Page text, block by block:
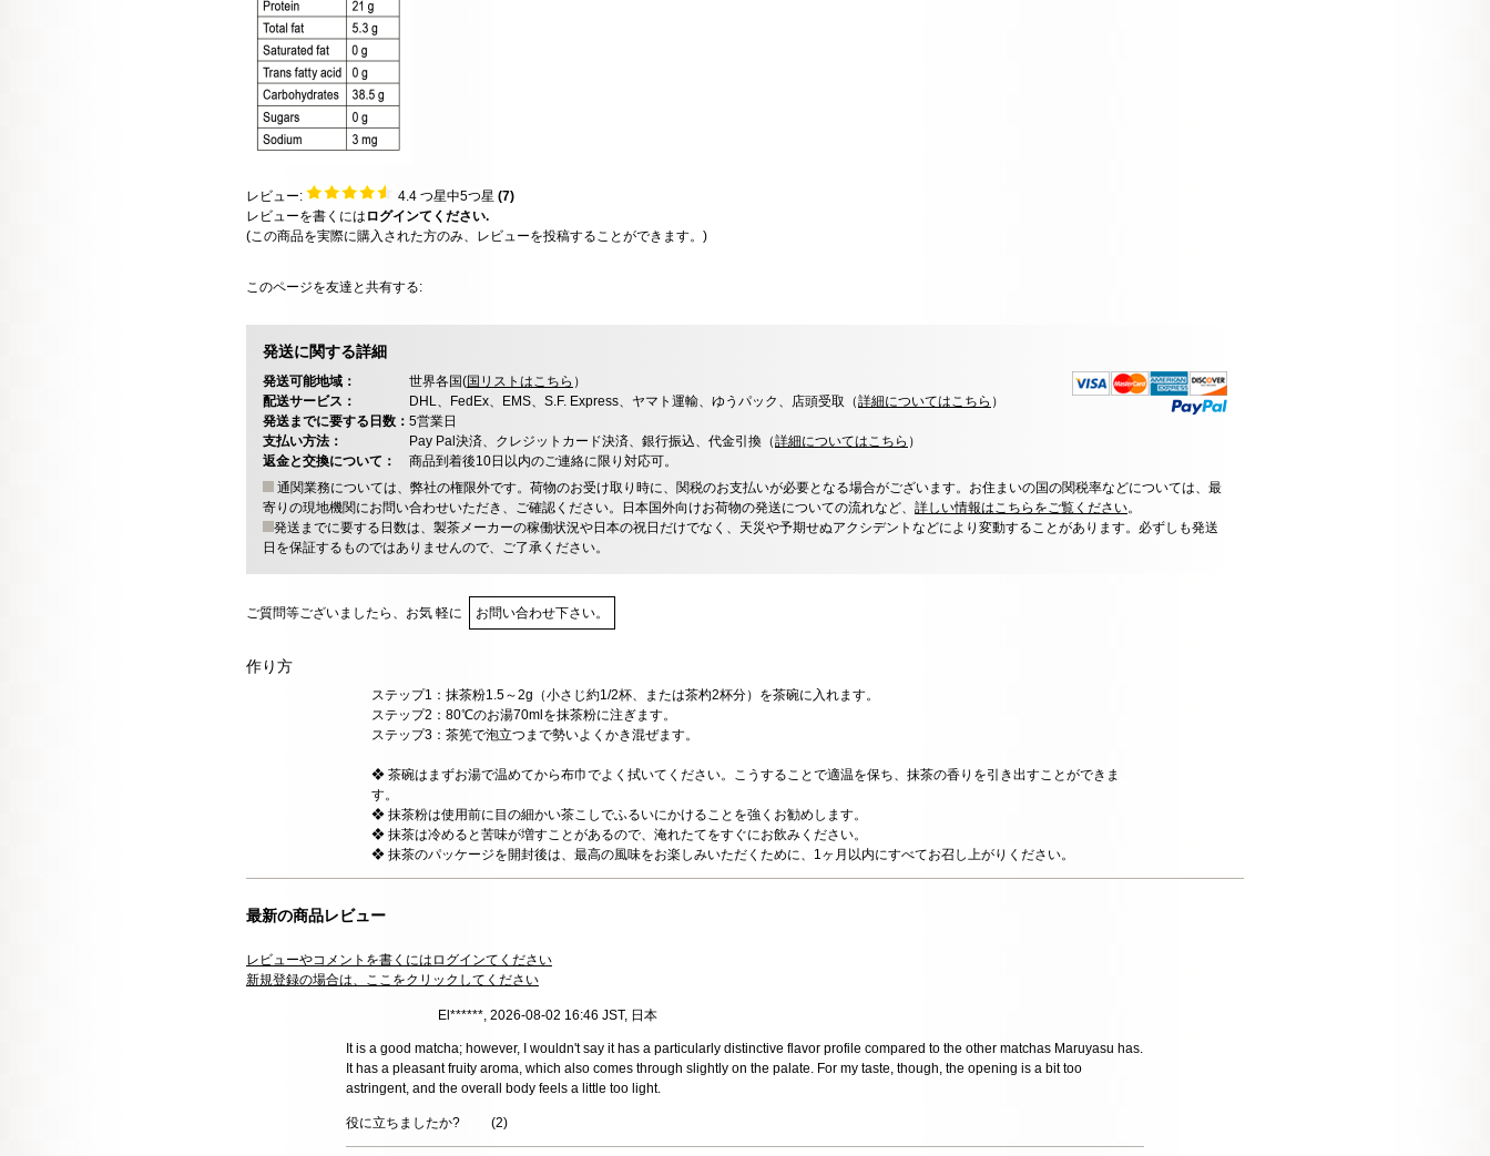
レビュー: 4.4 つ星中5つ星 (7)
レビューを書くには ログインてください.
(この商品を実際に購入された方のみ、レビューを投稿することができます。)
このページを友達と共有する:
発送に関する詳細
発送可能地域： 世界各国(国リストはこちら ）
配送サービス：
DHL、FedEx、EMS、S.F. Express、ヤマト運輸、ゆうパック、店頭受取（詳細についてはこちら ）
発送までに要する日数： 5営業日
支払い方法：
Pay Pal決済、クレジットカード決済、銀行振込、代金引換（詳細についてはこちら ）
返金と交換について：
商品到着後10日以内のご連絡に限り対応可。
通関業務については、弊社の権限外です。荷物のお受け取り時に、関税のお支払いが必要となる場合がございます。お住まいの国の関税率などについては、最
寄りの現地機関にお問い合わせいただき、ご確認ください。日本国外向けお荷物の発送についての流れなど、 詳しい情報はこちらをご覧ください。
発送までに要する日数は、製茶メーカーの稼働状況や日本の祝日だけでなく、天災や予期せぬアクシデントなどにより変動することがあります。必ずしも発送
日を保証するものではありませんので、ご了承ください。
ご質問等ございましたら、お気 軽に お問い合わせ下さい。
作り方
ステップ1：抹茶粉1.5～2g（小さじ約1/2杯、または茶杓2杯分）を茶碗に入れます。
ステップ2：80℃のお湯70mlを抹茶粉に注ぎます。
ステップ3：茶筅で泡立つまで勢いよくかき混ぜます。
❖ 茶碗はまずお湯で温めてから布巾でよく拭いてください。こうすることで適温を保ち、抹茶の香りを引き出すことができま
す。
❖ 抹茶粉は使用前に目の細かい茶こしでふるいにかけることを強くお勧めします。
❖ 抹茶は冷めると苦味が増すことがあるので、淹れたてをすぐにお飲みください。
❖ 抹茶のパッケージを開封後は、最高の風味をお楽しみいただくために、1ヶ月以内にすべてお召し上がりください。
最新の商品レビュー
レビューやコメントを書くにはログインてください
新規登録の場合は、ここをクリックしてください
El******, 2026-08-02 16:46 JST, 日本
It is a good matcha; however, I wouldn't say it has a particularly distinctive flavor profile compared to the other matchas Maruyasu has.
It has a pleasant fruity aroma, which also comes through slightly on the palate. For my taste, though, the opening is a bit too
astringent, and the overall body feels a little too light.
役に立ちましたか? (2)